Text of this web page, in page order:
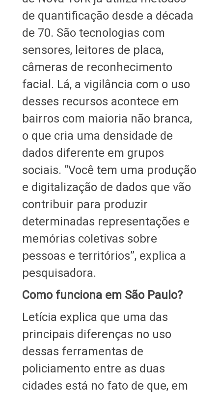
de quantificação desde a década
de 70. São tecnologias com
sensores, leitores de placa,
câmeras de reconhecimento
facial. Lá, a vigilância com o uso
desses recursos acontece em
bairros com maioria não branca,
o que cria uma densidade de
dados diferente em grupos
sociais. “Você tem uma produção
e digitalização de dados que vão
contribuir para produzir
determinadas representações e
memórias coletivas sobre
pessoas e territórios”, explica a
pesquisadora.
Como funciona em São Paulo?
Letícia explica que uma das
principais diferenças no uso
dessas ferramentas de
policiamento entre as duas
cidades está no fato de que, em